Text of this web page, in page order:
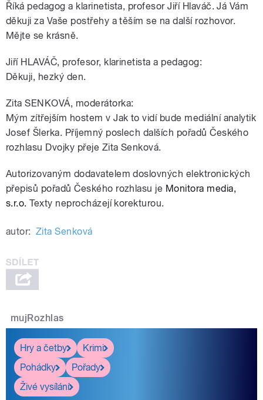
Říká pedagog a klarinetista, profesor Jiří Hlaváč. Já Vám
děkuji za Vaše postřehy a těším se na další rozhovor.
Mějte se krásně.
Jiří HLAVÁČ, profesor, klarinetista a pedagog:
Děkuji, hezký den.
Zita SENKOVÁ, moderátorka:
Mým zítřejším hostem v Jak to vidí bude mediální analytik
Josef Šlerka. Příjemný poslech dalších pořadů Českého
rozhlasu Dvojky přeje Zita Senková.
Autorizovaným dodavatelem doslovných elektronických
přepisů pořadů Českého rozhlasu je Monitora media,
s.r.o. Texty neprocházejí korekturou.
autor: Zita Senková
mujRozhlas
Hry a četby
Krimi
Pohádky
Pořady
Živé vysílání